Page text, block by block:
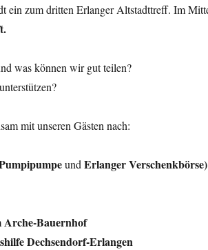
ein zum dritten Erlanger Altstadttreff. Im
was können wir gut teilen?
mit unseren Gästen nach:
und Erlanger Verschenkbörse)
Arche-Bauernhof
Dechsendorf-Erlangen